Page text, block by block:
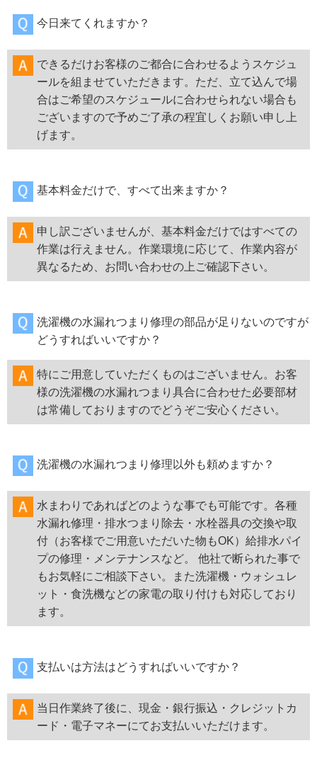
今日来てくれますか？
できるだけお客様のご都合に合わせるようスケジュ
ールを組ませていただきます。ただ、立て込んで場
合はご希望のスケジュールに合わせられない場合も
ございますので予めご了承の程宜しくお願い申し上
げます。
基本料金だけで、すべて出来ますか？
申し訳ございませんが、基本料金だけではすべての
作業は行えません。作業環境に応じて、作業内容が
異なるため、お問い合わせの上ご確認下さい。
洗濯機の水漏れつまり修理の部品が足りないのですが
どうすればいいですか？
特にご用意していただくものはございません。お客
様の洗濯機の水漏れつまり具合に合わせた必要部材
は常備しておりますのでどうぞご安心ください。
洗濯機の水漏れつまり修理以外も頼めますか？
水まわりであればどのような事でも可能です。各種
水漏れ修理・排水つまり除去・水栓器具の交換や取
付（お客様でご用意いただいた物もOK）給排水パイ
プの修理・メンテナンスなど。 他社で断られた事で
もお気軽にご相談下さい。また洗濯機・ウォシュレ
ット・食洗機などの家電の取り付けも対応しており
ます。
支払いは方法はどうすればいいですか？
当日作業終了後に、現金・銀行振込・クレジットカ
ード・電子マネーにてお支払いいただけます。